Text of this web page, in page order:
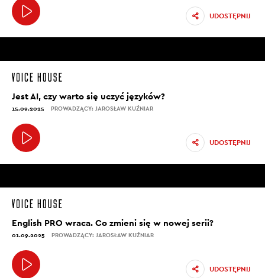
UDOSTĘPNIJ
Jest AI, czy warto się uczyć języków?
15.09.2025 PROWADZĄCY: JAROSŁAW KUŹNIAR
UDOSTĘPNIJ
English PRO wraca. Co zmieni się w nowej serii?
01.09.2025 PROWADZĄCY: JAROSŁAW KUŹNIAR
UDOSTĘPNIJ